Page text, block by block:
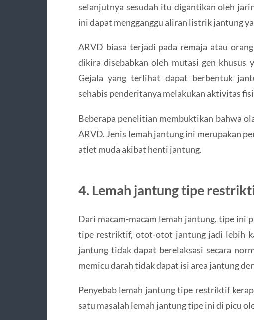
selanjutnya sesudah itu digantikan oleh
ini dapat mengganggu aliran listrik jantung
ARVD biasa terjadi pada remaja atau
dikira disebabkan oleh mutasi gen khusus
Gejala yang terlihat dapat berbentuk
sehabis penderitanya melakukan aktivitas
Beberapa penelitian membuktikan bahwa
ARVD. Jenis lemah jantung ini merupakan
atlet muda akibat henti jantung.
4. Lemah jantung tipe
Dari macam-macam lemah jantung, tipe ini
tipe restriktif, otot-otot jantung jadi lebih
jantung tidak dapat berelaksasi secara
memicu darah tidak dapat isi area jantung
Penyebab lemah jantung tipe restriktif
satu masalah lemah jantung tipe ini di picu